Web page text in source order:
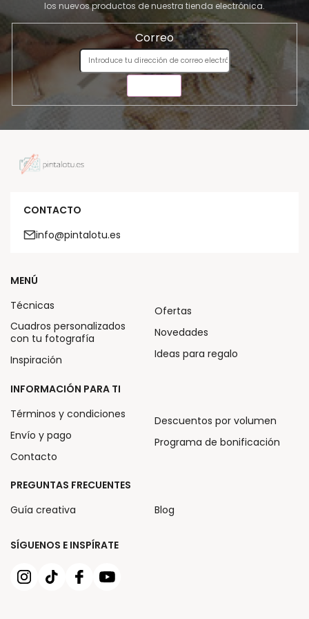
los nuevos productos de nuestra tienda electrónica.
Correo
CONTACTO
info@pintalotu.es
SÍGUENOS E INSPÍRATE
MENÚ
Técnicas
Cuadros personalizados
con tu fotografía
Inspiración
Ofertas
Novedades
Ideas para regalo
INFORMACIÓN PARA TI
Términos y condiciones
Envío y pago
Contacto
Descuentos por volumen
Programa de bonificación
PREGUNTAS FRECUENTES
Guía creativa
Blog